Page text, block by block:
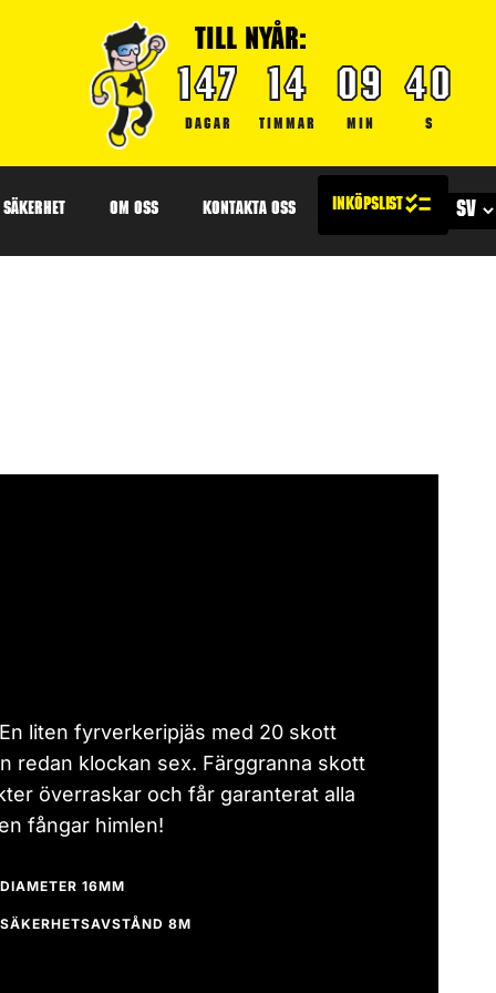
TILL NYÅR:
147
DAGAR
14
TIMMAR
09
MIN
38
S
SÄKERHET OM OSS KONTAKTA OSS
liten fyrverkeripjäs med 20 skott
redan klockan sex. Färggranna skott
överraskar och får garanterat alla
fångar himlen!
DIAMETER 16MM
SÄKERHETSAVSTÅND 8M